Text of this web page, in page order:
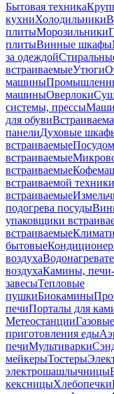
Бытовая техника
кухниХолодильники
плитыМорозильники
плитыВинные шкафы
за одеждой
встраиваемыеУтюги
машины
машиныОверлоки
системы, прессы
для обуви
панелиДуховые
встраиваемые
встраиваемые
встраиваемые
встраиваемой техники
встраиваемые
подогрева посуды
упаковщики
встраиваемые
бытовые
воздуха
воздухаКамины,
завесыТепловые
пушкиБиокамины
печиПорталы для
Метеостанции
приготовления еды
печиМультиварки
мейкерыТостеры
электрошашлычницы
кексницыХлебопечки